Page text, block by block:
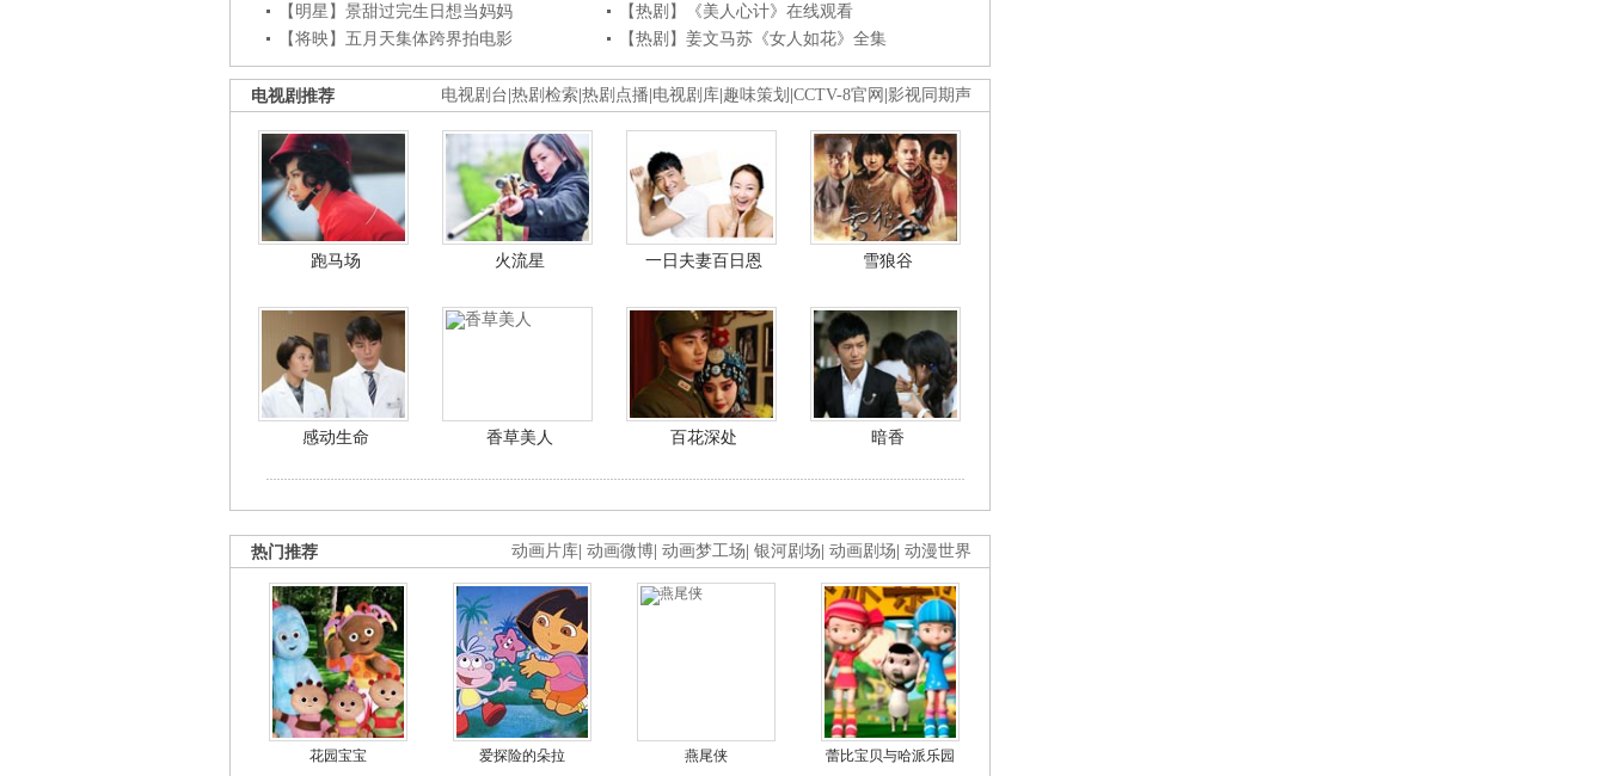
【明星】景甜过完生日想当妈妈
【热剧】《美人心计》在线观看
【将映】五月天集体跨界拍电影
【热剧】姜文马苏《女人如花》全集
电视剧台 热剧检索 热剧点播 电视剧库 趣味策划 CCTV-8官网 影视同期声
电视剧推荐
跑马场 火流星 一日夫妻百日恩 雪狼谷
感动生命 香草美人 百花深处 暗香
动画片库 动画微博 动画梦工场 银河剧场 动画剧场 动漫世界
热门推荐
花园宝宝 爱探险的朵拉 燕尾侠 蕾比宝贝与哈派乐园